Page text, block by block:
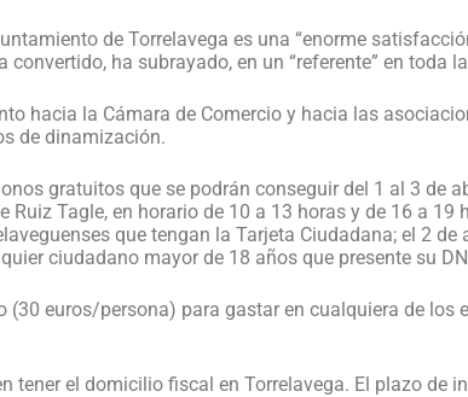
de Torrelavega es una “enorme
ha subrayado, en un “referente” en toda
hacia la Cámara de Comercio y hacia las
de dinamización.
gratuitos que se podrán conseguir del 1 al 3 de
Tagle, en horario de 10 a 13 horas y de 16 a 19
que tengan la Tarjeta Ciudadana; el 2
ciudadano mayor de 18 años que presente su
(30 euros/persona) para gastar en cualquiera de
tener el domicilio fiscal en Torrelavega. El plazo de